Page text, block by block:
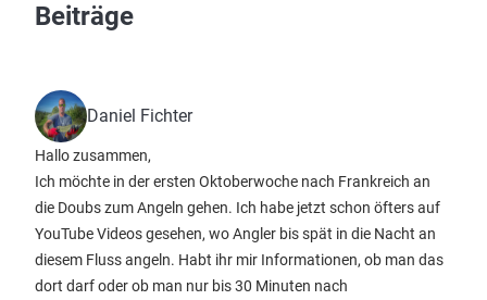
Beiträge
Daniel Fichter
Hallo zusammen,
Ich möchte in der ersten Oktoberwoche nach Frankreich an
die Doubs zum Angeln gehen. Ich habe jetzt schon öfters auf
YouTube Videos gesehen, wo Angler bis spät in die Nacht an
diesem Fluss angeln. Habt ihr mir Informationen, ob man das
dort darf oder ob man nur bis 30 Minuten nach